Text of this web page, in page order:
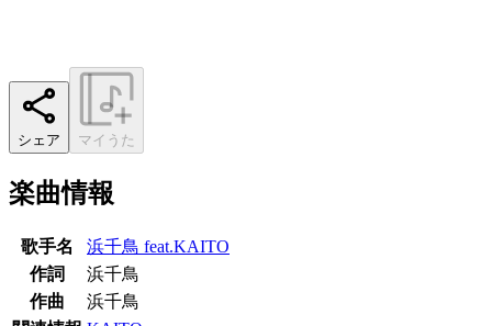
シェア マイうた
楽曲情報
歌手名
浜千鳥 feat.KAITO
作詞
浜千鳥
作曲
浜千鳥